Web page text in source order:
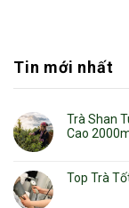
Tin mới nhất
Trà Shan
Cao
Top Trà